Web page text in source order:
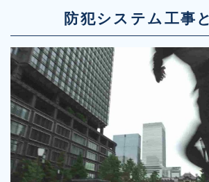
防犯システム工事